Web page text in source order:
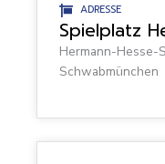
ADRESSE
Spielplatz
Hermann-Hesse-
Schwabmünchen